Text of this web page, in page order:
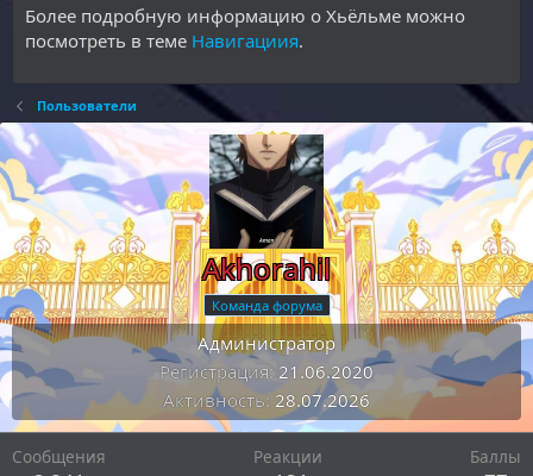
Более подробную информацию о Хьёльме можно
посмотреть в теме Навигациия.
Пользователи
Akhorahil
Команда форума
Администратор
Регистрация 21.06.2020
Активность 28.07.2026
Сообщения Реакции Баллы